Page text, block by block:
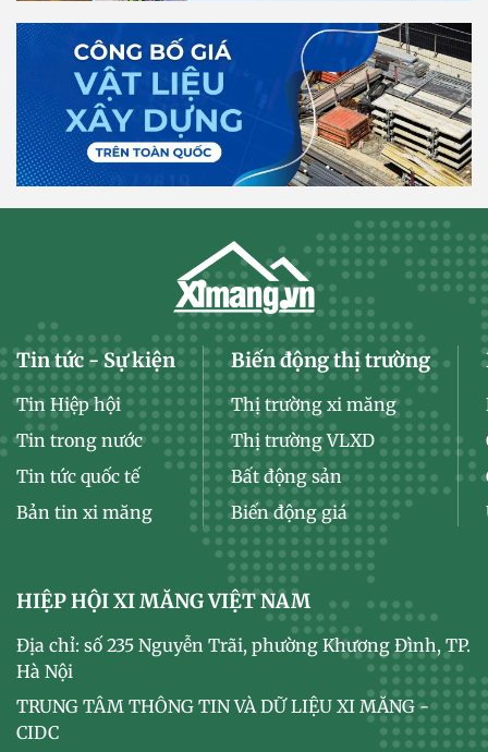
Tin tức - Sự kiện
Tin Hiệp hội
Tin trong nước
Tin tức quốc tế
Bản tin xi măng
Biến động thị trường
Thị trường xi măng
Thị trường VLXD
Bất động sản
Biến động giá
HIỆP HỘI XI MĂNG VIỆT NAM
Địa chỉ: số 235 Nguyễn Trãi, phường Khương Đình, TP.
Hà Nội
TRUNG TÂM THÔNG TIN VÀ DỮ LIỆU XI MĂNG -
CIDC